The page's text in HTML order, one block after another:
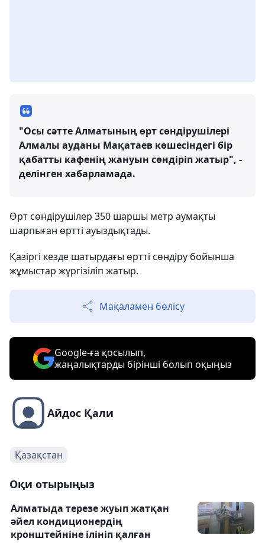
"Осы сәтте Алматының өрт сөндірушілері
Алмалы ауданы Мақатаев көшесіндегі бір
қабатты кафенің жануын сөндіріп жатыр", -
делінген хабарламада.
Өрт сөндірушілер 350 шаршы метр аумақты
шарпыған өртті ауыздықтады.
Қазіргі кезде шатырдағы өртті сөндіру бойынша
жұмыстар жүргізіліп жатыр.
Мақаламен бөлісу
Google-ға қосылып,
жаңалықтарды бірінші болып оқыңыз
Айдос Қали
Қазақстан
Оқи отырыңыз
Алматыда терезе жуып жатқан
әйел кондиционердің
кронштейніне ілініп қалған